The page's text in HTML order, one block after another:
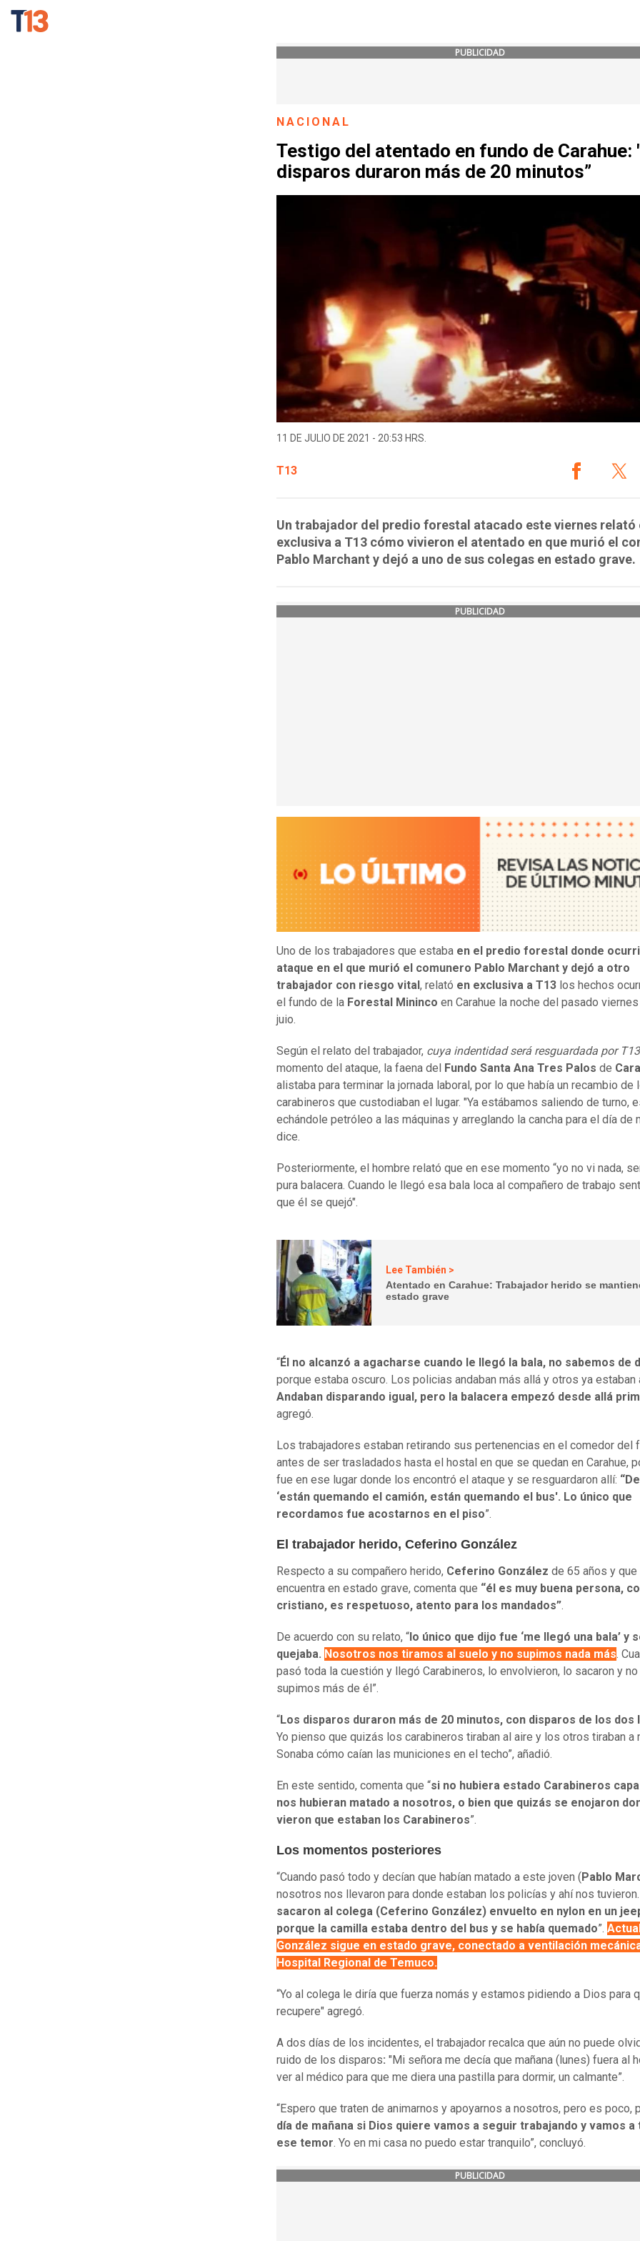
PUBLICIDAD
NACIONAL
Testigo del atentado en fundo de Carahue:
disparos duraron más de 20 minutos”
11 DE JULIO DE 2021 - 20:53 HRS.
T13
Un trabajador del predio forestal atacado este viernes relató
exclusiva a T13 cómo vivieron el atentado en que murió el
Pablo Marchant y dejó a uno de sus colegas en estado grave.
PUBLICIDAD
Uno de los trabajadores que estaba en el predio forestal donde
ataque en el que murió el comunero Pablo Marchant y dejó a otro
trabajador con riesgo vital , relató en exclusiva a T13 los hechos
el fundo de la Forestal Mininco en Carahue la noche del pasado
juio.
Según el relato del trabajador, cuya indentidad será resguardada por T13
momento del ataque, la faena del
Fundo Santa Ana Tres Palos de
alistaba para terminar la jornada laboral, por lo que había un recambio de
carabineros que custodiaban el lugar. "Ya estábamos saliendo de turno,
echándole petróleo a las máquinas y arreglando la cancha para el día de
dice.
Posteriormente, el hombre relató que en ese momento “yo no vi nada,
pura balacera. Cuando le llegó esa bala loca al compañero de trabajo
que él se quejó".
Lee También >
Atentado en Carahue: Trabajador herido se
estado grave
“Él no alcanzó a agacharse cuando le llegó la bala, no sabemos de
porque estaba oscuro. Los policias andaban más allá y otros ya estaban
Andaban disparando igual, pero la balacera empezó desde allá
agregó.
Los trabajadores estaban retirando sus pertenencias en el comedor del
antes de ser trasladados hasta el hostal en que se quedan en Carahue,
fue en ese lugar donde los encontró el ataque y se resguardaron allí:
‘están quemando el camión, están quemando el bus'. Lo único que
recordamos fue acostarnos en el piso”.
El trabajador herido, Ceferino González
Respecto a su compañero herido, Ceferino González de 65 años y
encuentra en estado grave, comenta que “él es muy buena persona,
cristiano, es respetuoso, atento para los mandados”.
De acuerdo con su relato, “ lo único que dijo fue ‘me llegó una bala’ y
quejaba. Nosotros nos tiramos al suelo y no supimos nada más.
pasó toda la cuestión y llegó Carabineros, lo envolvieron, lo sacaron y no
supimos más de él”.
“Los disparos duraron más de 20 minutos, con disparos de los dos
Yo pienso que quizás los carabineros tiraban al aire y los otros tiraban a
Sonaba cómo caían las municiones en el techo”, añadió.
En este sentido, comenta que “si no hubiera estado Carabineros
nos hubieran matado a nosotros, o bien que quizás se enojaron
vieron que estaban los Carabineros”.
Los momentos posteriores
“Cuando pasó todo y decían que habían matado a este joven (Pablo
nosotros nos llevaron para donde estaban los policías y ahí nos
sacaron al colega (Ceferino González) envuelto en nylon en un
porque la camilla estaba dentro del bus y se había quemado”.
González sigue en estado grave, conectado a ventilación
Hospital Regional de Temuco.
“Yo al colega le diría que fuerza nomás y estamos pidiendo a Dios para
recupere" agregó.
A dos días de los incidentes, el trabajador recalca que aún no puede
ruido de los disparos: "Mi señora me decía que mañana (lunes) fuera al
ver al médico para que me diera una pastilla para dormir, un calmante”.
“Espero que traten de animarnos y apoyarnos a nosotros, pero es poco,
día de mañana si Dios quiere vamos a seguir trabajando y vamos a
ese temor. Yo en mi casa no puedo estar tranquilo”, concluyó.
PUBLICIDAD